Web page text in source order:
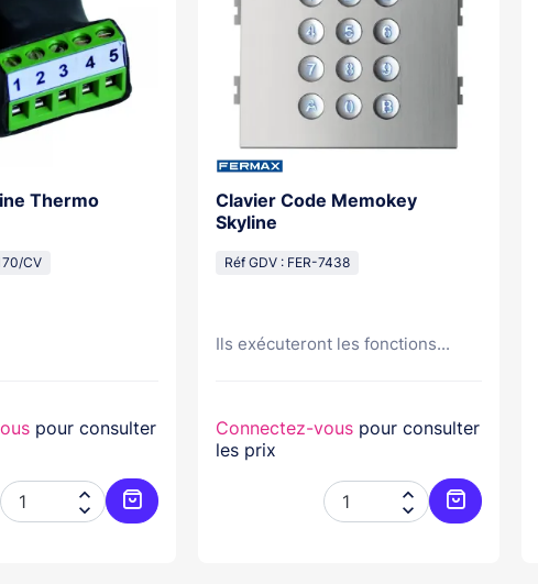
Thermo
CV
pour consulter


Ajouter au panier
Clavier Code Memokey
Skyline
Réf GDV : FER-7438
Ils exécuteront les fonctions...
Connectez-vous pour consulter
les prix


Ajouter